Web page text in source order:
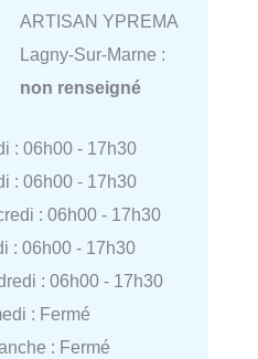
ARTISAN YPREMA
Lagny-Sur-Marne :
non renseigné
: 06h00 - 17h30
: 06h00 - 17h30
: 06h00 - 17h30
: 06h00 - 17h30
: 06h00 - 17h30
: Fermé
: Fermé